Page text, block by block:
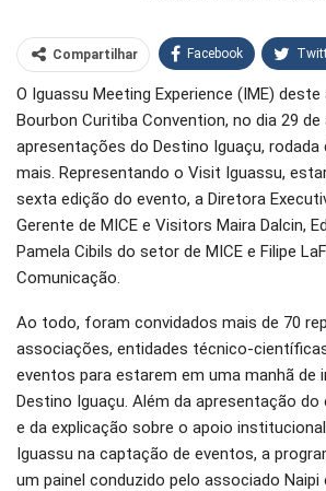
Compartilhar Facebook
WhatsApp
O Iguassu Meeting Experience (IME)
Bourbon Curitiba Convention, no dia 29 de
apresentações do Destino Iguaçu,
mais. Representando o Visit Iguassu,
sexta edição do evento, a Diretora
Gerente de MICE e Visitors Maira Dalcin,
Pamela Cibils do setor de MICE e Filipe
Comunicação.
Ao todo, foram convidados mais de 70
associações, entidades técnico-
eventos para estarem em uma manhã de
Destino Iguaçu. Além da apresentação do
e da explicação sobre o apoio
Iguassu na captação de eventos, a
um painel conduzido pelo associado Naipi